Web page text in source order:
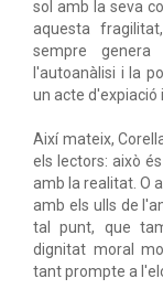
sol amb la seva
aquesta
sempre genera
l'autoanàlisi i la
un acte d'expiació
Així mateix,
els lectors: això
amb la realitat. O
amb els ulls de
tal punt, que
dignitat moral
tant prompte a